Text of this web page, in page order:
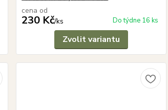
cena od
230 Kč/ks Do týdne 16 ks
Zvolit variantu